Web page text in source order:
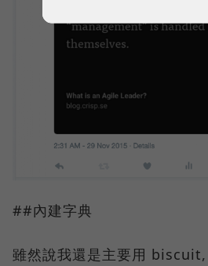
##內建字典
雖然說我還是主要用